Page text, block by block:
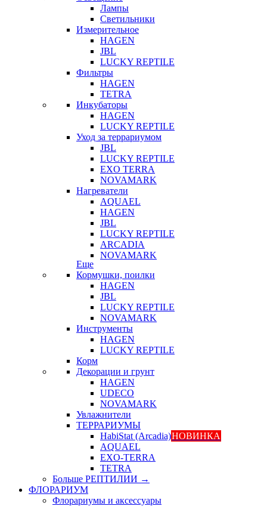
Лампы
Светильники
Измерительное
HAGEN
JBL
LUCKY REPTILE
Фильтры
HAGEN
TETRA
Инкубаторы
HAGEN
LUCKY REPTILE
Уход за террариумом
JBL
LUCKY REPTILE
EXO TERRA
NOVAMARK
Нагреватели
AQUAEL
HAGEN
JBL
LUCKY REPTILE
ARCADIA
NOVAMARK
Еще
Кормушки, поилки
HAGEN
JBL
LUCKY REPTILE
NOVAMARK
Инструменты
HAGEN
LUCKY REPTILE
Корм
Декорации и грунт
HAGEN
UDECO
NOVAMARK
Увлажнители
ТЕРРАРИУМЫ
HabiStat (Arcadia)НОВИНКА
AQUAEL
EXO-TERRA
TETRA
Больше РЕПТИЛИИ →
ФЛОРАРИУМ
Флорариумы и аксессуары